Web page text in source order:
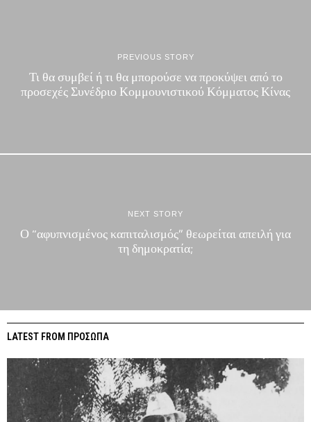
PREVIOUS STORY
Τι θα συμβεί ή τι θα μπορούσε να προκύψει από το
προσεχές Συνέδριο Κομμουνιστικού Κόμματος Κίνας
NEXT STORY
Ο “αφυπνισμένος καπιταλισμός” θεωρείται απειλή για
τη δημοκρατία;
LATEST FROM ΠΡΟΣΩΠΑ